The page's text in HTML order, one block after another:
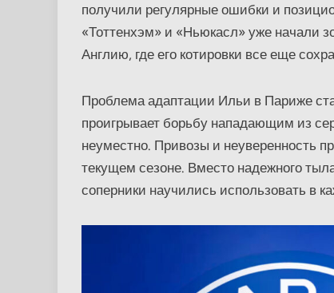
получили регулярные ошибки и
«Тоттенхэм» и «Ньюкасл» уже начали
Англию, где его котировки все еще
Проблема адаптации Ильи в Париже
проигрывает борьбу нападающим из
неуместно. Привозы и неуверенность
текущем сезоне. Вместо надежного
соперники научились использовать в